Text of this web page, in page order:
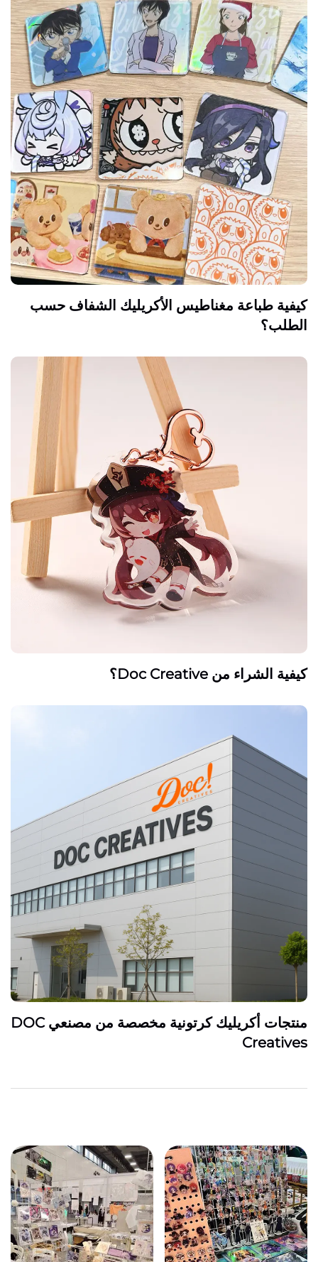
كيفية طباعة مغناطيس الأكريليك الشفاف حسب
الطلب؟
كيفية الشراء من Doc Creative؟
منتجات أكريليك كرتونية مخصصة من مصنعي DOC
Creatives